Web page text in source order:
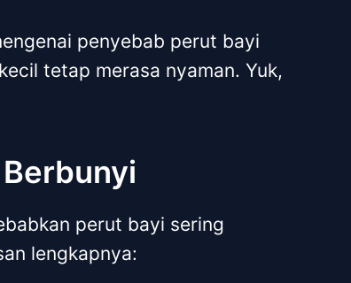
penyebab perut bayi
tetap merasa nyaman. Yuk,
perut bayi sering
lengkapnya: